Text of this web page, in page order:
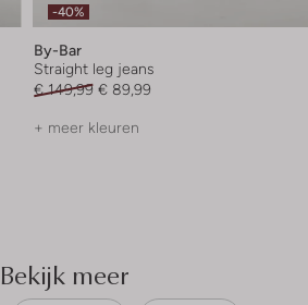
-40%
By-Bar
Straight leg jeans
€ 149,99 € 89,99
+ meer kleuren
Bekijk meer